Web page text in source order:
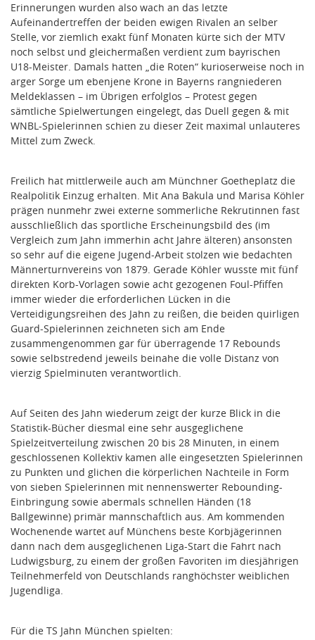
Erinnerungen wurden also wach an das letzte
Aufeinandertreffen der beiden ewigen Rivalen an selber
Stelle, vor ziemlich exakt fünf Monaten kürte sich der MTV
noch selbst und gleichermaßen verdient zum bayrischen
U18-Meister. Damals hatten „die Roten“ kurioserweise noch in
arger Sorge um ebenjene Krone in Bayerns rangniederen
Meldeklassen – im Übrigen erfolglos – Protest gegen
sämtliche Spielwertungen eingelegt, das Duell gegen & mit
WNBL-Spielerinnen schien zu dieser Zeit maximal unlauteres
Mittel zum Zweck.
Freilich hat mittlerweile auch am Münchner Goetheplatz die
Realpolitik Einzug erhalten. Mit Ana Bakula und Marisa Köhler
prägen nunmehr zwei externe sommerliche Rekrutinnen fast
ausschließlich das sportliche Erscheinungsbild des (im
Vergleich zum Jahn immerhin acht Jahre älteren) ansonsten
so sehr auf die eigene Jugend-Arbeit stolzen wie bedachten
Männerturnvereins von 1879. Gerade Köhler wusste mit fünf
direkten Korb-Vorlagen sowie acht gezogenen Foul-Pfiffen
immer wieder die erforderlichen Lücken in die
Verteidigungsreihen des Jahn zu reißen, die beiden quirligen
Guard-Spielerinnen zeichneten sich am Ende
zusammengenommen gar für überragende 17 Rebounds
sowie selbstredend jeweils beinahe die volle Distanz von
vierzig Spielminuten verantwortlich.
Auf Seiten des Jahn wiederum zeigt der kurze Blick in die
Statistik-Bücher diesmal eine sehr ausgeglichene
Spielzeitverteilung zwischen 20 bis 28 Minuten, in einem
geschlossenen Kollektiv kamen alle eingesetzten Spielerinnen
zu Punkten und glichen die körperlichen Nachteile in Form
von sieben Spielerinnen mit nennenswerter Rebounding-
Einbringung sowie abermals schnellen Händen (18
Ballgewinne) primär mannschaftlich aus. Am kommenden
Wochenende wartet auf Münchens beste Korbjägerinnen
dann nach dem ausgeglichenen Liga-Start die Fahrt nach
Ludwigsburg, zu einem der großen Favoriten im diesjährigen
Teilnehmerfeld von Deutschlands ranghöchster weiblichen
Jugendliga.
Für die TS Jahn München spielten: